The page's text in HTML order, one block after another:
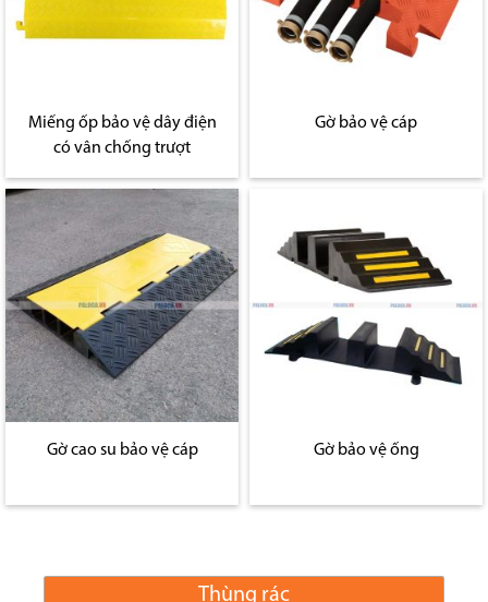
Miếng ốp bảo vệ dây điện
có vân chống trượt
Gờ bảo vệ cáp
Gờ cao su bảo vệ cáp Gờ bảo vệ ống
Thùng rác